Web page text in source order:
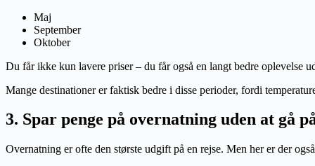
Maj
September
Oktober
Du får ikke kun lavere priser – du får også en langt bedre oplevelse
Mange destinationer er faktisk bedre i disse perioder, fordi
3. Spar penge på overnatning uden at gå
Overnatning er ofte den største udgift på en rejse. Men her er der